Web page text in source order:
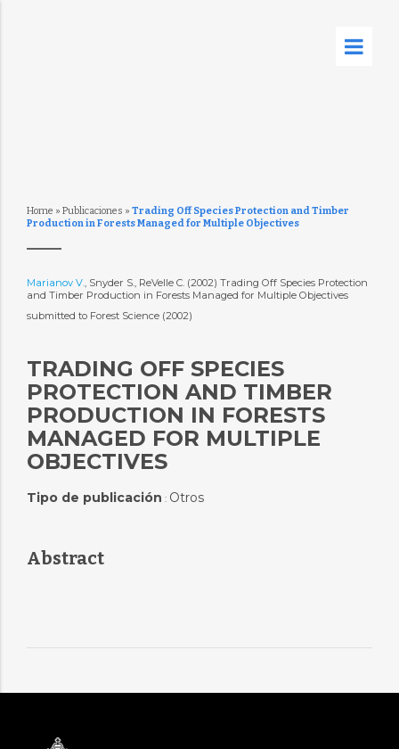
Home » Publicaciones » Trading Off Species Protection and Timber
Production in Forests Managed for Multiple Objectives
Marianov V., Snyder S., ReVelle C. (2002) Trading Off Species Protection
and Timber Production in Forests Managed for Multiple Objectives
submitted to Forest Science (2002)
TRADING OFF SPECIES
PROTECTION AND TIMBER
PRODUCTION IN FORESTS
MANAGED FOR MULTIPLE
OBJECTIVES
Tipo de publicación : Otros
Abstract